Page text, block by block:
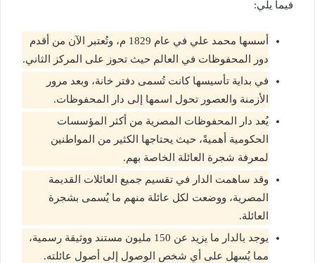
فيما يلي:
أسسها محمد علي في عام 1829 م، وتُعتبر الآن من أقدم
دور المحفوظات في العالم حيث تحوز على المركز الثاني.
في بداية تأسيسها كانت تُسمى دفتر خانة، وبعد مرور
الأزمنة والعصور تحول اسمها إلى دار المحفوظات.
يُعد دار المحفوظات المصرية من أكثر المؤسسات
الحكومية أهميةً، حيث يحتاجها الكثير من المواطنين
لمعرفة شجرة العائلة الخاصة بهم.
وقد ساهمت الدار في تقسيم جميع العائلات القديمة
المصرية، ووضعت لكل عائلة منهم ما يُسمى بشجرة
العائلة.
يوجد بالدار ما يزيد عن 150 مليون مستند ووثيقة رسمية،
مما يُسهل على أي شخص الوصول إلى أصول عائلته.